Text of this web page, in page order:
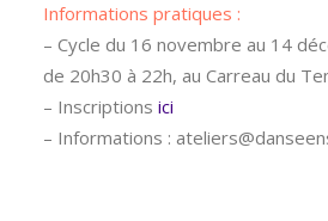
Informations pratiques :
– Cycle du 16 novembre au 14
de 20h30 à 22h, au Carreau du
– Inscriptions ici
– Informations :